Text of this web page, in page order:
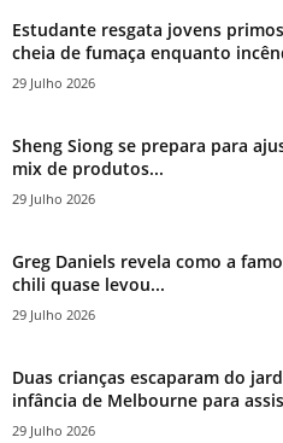
Estudante resgata jovens
cheia de fumaça enquanto
29 Julho 2026
Sheng Siong se prepara para
mix de produtos...
29 Julho 2026
Greg Daniels revela como a
chili quase levou...
29 Julho 2026
Duas crianças escaparam do
infância de Melbourne para
29 Julho 2026